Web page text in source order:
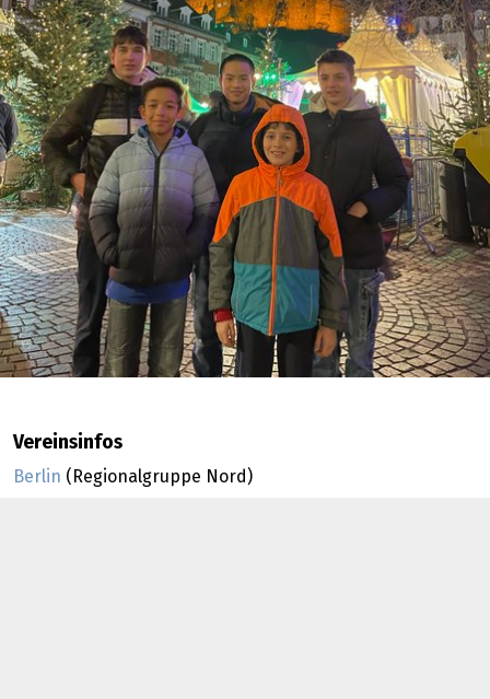
Vereinsinfos
Berlin (Regionalgruppe Nord)